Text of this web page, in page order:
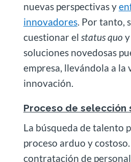
nuevas perspectivas y
innovadores. Por tanto,
cuestionar el status quo
soluciones novedosas
empresa, llevándola a la
innovación.
Proceso de selección
La búsqueda de talento
proceso arduo y
contratación de